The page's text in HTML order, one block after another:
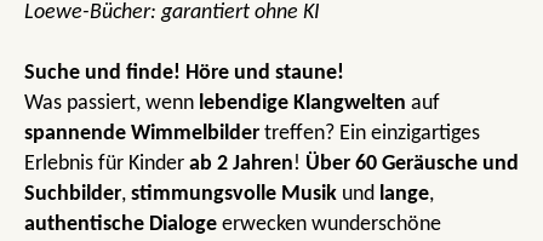
Loewe-Bücher: garantiert ohne KI
Suche und finde! Höre und staune!
Was passiert, wenn lebendige Klangwelten auf
spannende Wimmelbilder treffen? Ein einzigartiges
Erlebnis für Kinder ab 2 Jahren! Über 60 Geräusche und
Suchbilder, stimmungsvolle Musik und lange,
authentische Dialoge erwecken wunderschöne